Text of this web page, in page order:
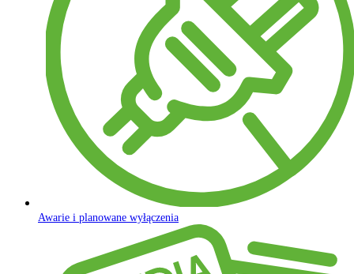
Awarie i planowane wyłączenia